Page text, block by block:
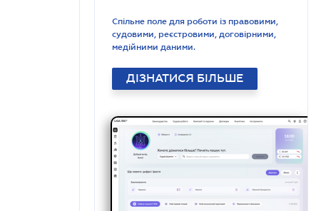
Спільне поле для роботи із правовими,
судовими, реєстровими, договірними,
медійними даними.
ДІЗНАТИСЯ БІЛЬШЕ